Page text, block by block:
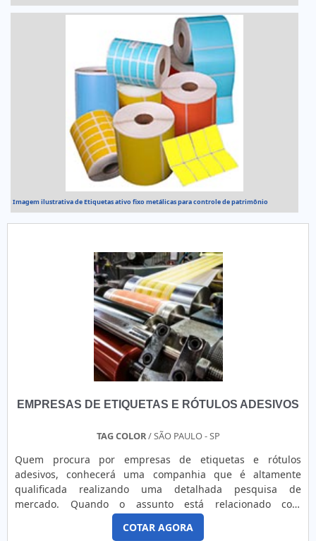
Imagem ilustrativa de Etiquetas ativo fixo metálicas para controle de patrimônio
EMPRESAS DE ETIQUETAS E RÓTULOS ADESIVOS
TAG COLOR/ SÃO PAULO - SP
Quem procura por empresas de etiquetas e rótulos
adesivos, conhecerá uma companhia que é altamente
qualificada realizando uma detalhada pesquisa de
mercado. Quando o assunto está relacionado com
empresas de etiquetas e rótulos adesivos, com a Tag Color
obterá excelente custo-benefício com manutenção e
COTAR AGORA